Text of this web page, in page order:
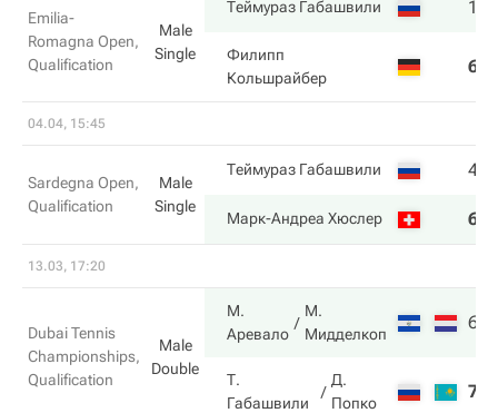
Emilia-
Romagna Open,
Qualification
Male
Single
Теймураз Габашвили 1
Филипп
Кольшрайбер
6
04.04, 15:45
Sardegna Open,
Qualification
Male
Single
Теймураз Габашвили 4
Марк-Андреа Хюслер 6
13.03, 17:20
Dubai Tennis
Championships,
Qualification
Male
Double
М.
Аревало
М.
Мидделкоп
6
Т.
Габашвили
Д.
Попко
7